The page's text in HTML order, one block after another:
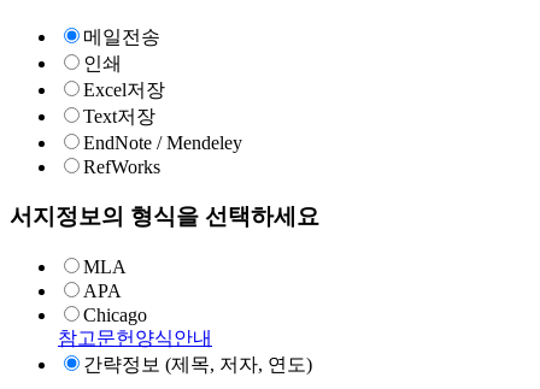
메일전송
인쇄
Excel저장
Text저장
EndNote / Mendeley
RefWorks
서지정보의 형식을 선택하세요
MLA
APA
Chicago
참고문헌양식안내
간략정보 (제목, 저자, 연도)